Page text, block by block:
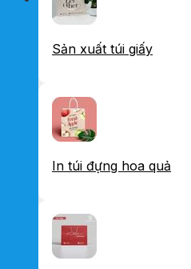
Sản xuất túi giấy
In túi đựng hoa quả